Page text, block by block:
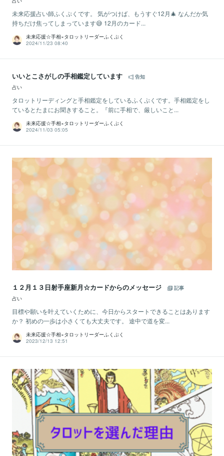
未来応援占い師ふくぷくです。 気がつけば、もうすぐ12月🎄 なんだか気
持ちだけ焦ってしまっています😅 12月のカード...
未来応援☆手相×タロットリーダーふくぷく
2024/11/23 08:40
いいとこさがしの手相鑑定しています
告知
占い
タロットリーディングと手相鑑定をしているふくぷくです。手相鑑定をし
ているとたまにお聞きすること。『前に手相で、厳しいこと...
未来応援☆手相×タロットリーダーふくぷく
2024/11/03 05:05
１２月１３日射手座新月☆カードからのメッセージ
記事
占い
目標や願いを叶えていくために、今日からスタートできることはあります
か？ 初めの一歩は小さくても大丈夫です。 途中で道を変...
未来応援☆手相×タロットリーダーふくぷく
2023/12/13 12:51